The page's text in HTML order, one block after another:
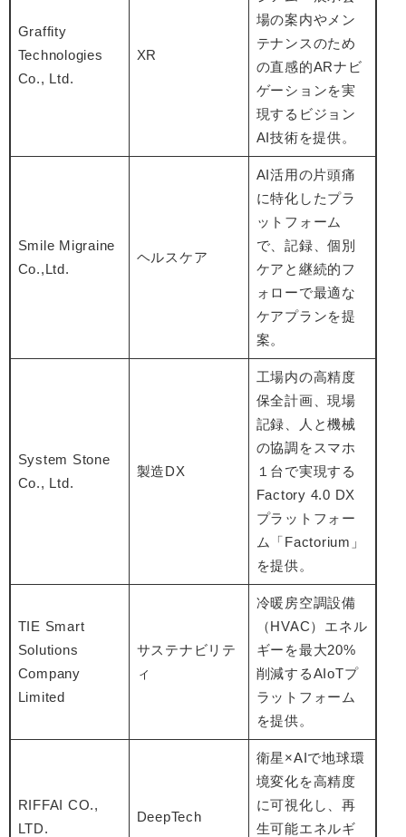
Graffity
Technologies
Co., Ltd.
XR
場の案内やメン
テナンスのため
の直感的ARナビ
ゲーションを実
現するビジョン
AI技術を提供。
Smile Migraine
Co.,Ltd.
ヘルスケア
AI活用の片頭痛
に特化したプラ
ットフォーム
で、記録、個別
ケアと継続的フ
ォローで最適な
ケアプランを提
案。
System Stone
Co., Ltd.
製造DX
工場内の高精度
保全計画、現場
記録、人と機械
の協調をスマホ
１台で実現する
Factory 4.0 DX
プラットフォー
ム「Factorium」
を提供。
TIE Smart
Solutions
Company
Limited
サステナビリテ
ィ
冷暖房空調設備
（HVAC）エネル
ギーを最大20%
削減するAIoTプ
ラットフォーム
を提供。
RIFFAI CO.,
LTD.
DeepTech
衛星×AIで地球環
境変化を高精度
に可視化し、再
生可能エネルギ